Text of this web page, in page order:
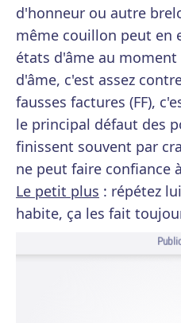
d'honneur ou autre
même couillon peut en
états d'âme au moment
d'âme, c'est assez
fausses factures (FF),
le principal défaut des
finissent souvent par
ne peut faire confiance
Le petit plus : répétez
habite, ça les fait